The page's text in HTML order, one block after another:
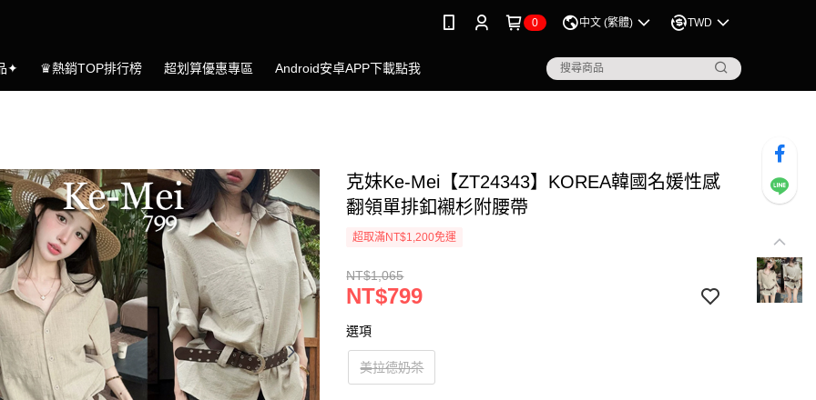
0 中文 (繁體) TWD
✦ ♛熱銷TOP排行榜 超划算優惠專區 Android安卓APP下載點我
克妹Ke-Mei【ZT24343】KOREA韓國名媛性感
翻領單排釦襯杉附腰帶
超取滿NT$1,200免運
NT$1,065
NT$799
選項
美拉德奶茶